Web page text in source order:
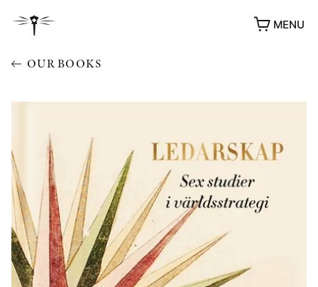
MENU
OUR BOOKS